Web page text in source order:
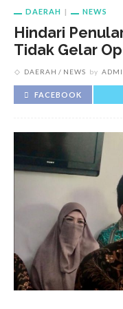
DAERAH NEWS
Hindari
Tidak Gelar
DAERAH NEWS by
FACEBOOK